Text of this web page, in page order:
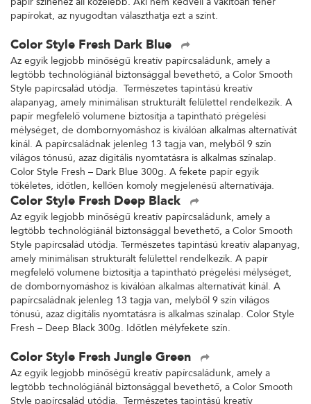
papírokat, az nyugodtan választhatja ezt a színt.
Color Style Fresh Dark Blue
Az egyik legjobb minőségű kreatív papírcsaládunk, amely a
legtöbb technológiánál biztonsággal bevethető, a Color Smooth
Style papírcsalád utódja. Természetes tapintású kreatív
alapanyag, amely minimálisan strukturált felülettel rendelkezik. A
papír megfelelő volumene biztosítja a tapintható prégelési
mélységet, de dombornyomáshoz is kiválóan alkalmas alternatívát
kínál. A papírcsaládnak jelenleg 13 tagja van, melyből 9 szín
világos tónusú, azaz digitális nyomtatásra is alkalmas színalap.
Color Style Fresh – Dark Blue 300g. A fekete papír egyik
tökéletes, időtlen, kellően komoly megjelenésű alternatívája.
Color Style Fresh Deep Black
Az egyik legjobb minőségű kreatív papírcsaládunk, amely a
legtöbb technológiánál biztonsággal bevethető, a Color Smooth
Style papírcsalád utódja. Természetes tapintású kreatív alapanyag,
amely minimálisan strukturált felülettel rendelkezik. A papír
megfelelő volumene biztosítja a tapintható prégelési mélységet,
de dombornyomáshoz is kiválóan alkalmas alternatívát kínál. A
papírcsaládnak jelenleg 13 tagja van, melyből 9 szín világos
tónusú, azaz digitális nyomtatásra is alkalmas színalap. Color Style
Fresh – Deep Black 300g. Időtlen mélyfekete szín.
Color Style Fresh Jungle Green
Az egyik legjobb minőségű kreatív papírcsaládunk, amely a
legtöbb technológiánál biztonsággal bevethető, a Color Smooth
Style papírcsalád utódja. Természetes tapintású kreatív